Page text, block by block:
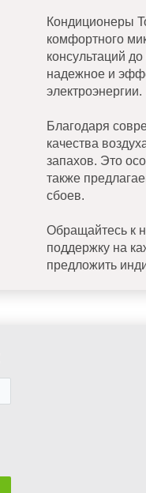
Кондиционеры
комфортного
консультаций
надежное и
электроэнергии.
Благодаря
качества
запахов. Это
также
сбоев.
Обращайтесь к
поддержку на
предложить